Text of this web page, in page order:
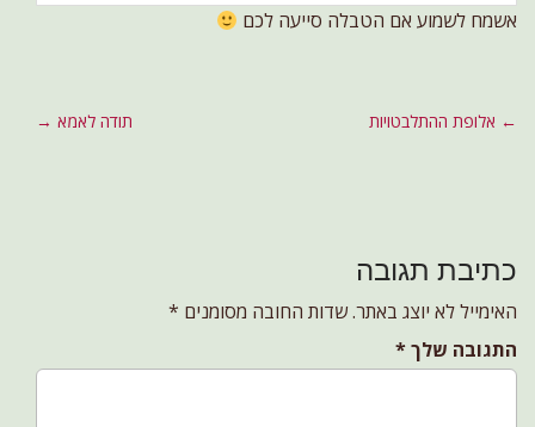
אשמח לשמוע אם הטבלה סייעה לכם
P
a
v
i
g
← אלופת ההתלבטויות תודה לאמא →
כתיבת תגובה
האימייל לא יוצג באתר.שדות החובה מסומנים *
התגובה שלך*